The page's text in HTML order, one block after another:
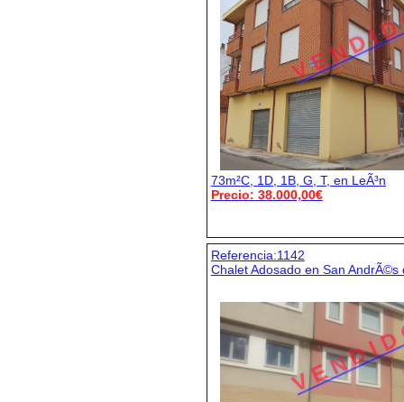
V E N D I
73m²C, 1D, 1B, G, T, en LeÃ³n
Precio: 38.000,00€
Referencia:1142
Chalet Adosado en San AndrÃ©s
V E N D I